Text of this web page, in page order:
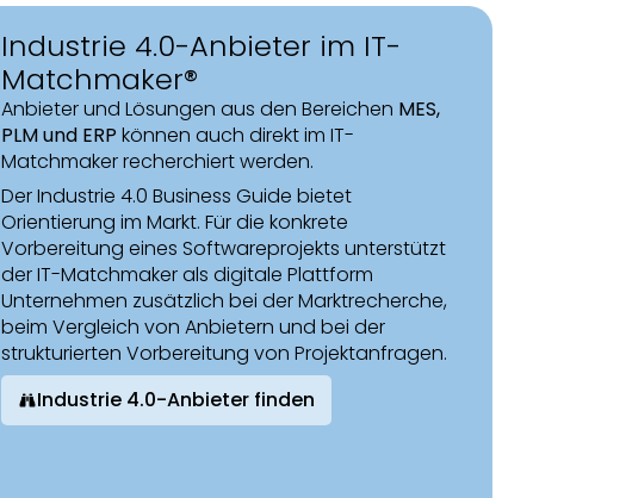
Industrie 4.0-Anbieter im IT-
Matchmaker®
Anbieter und Lösungen aus den Bereichen MES,
PLM und ERP können auch direkt im IT-
Matchmaker recherchiert werden.
Der Industrie 4.0 Business Guide bietet
Orientierung im Markt. Für die konkrete
Vorbereitung eines Softwareprojekts unterstützt
der IT-Matchmaker als digitale Plattform
Unternehmen zusätzlich bei der Marktrecherche,
beim Vergleich von Anbietern und bei der
strukturierten Vorbereitung von Projektanfragen.
Industrie 4.0-Anbieter finden